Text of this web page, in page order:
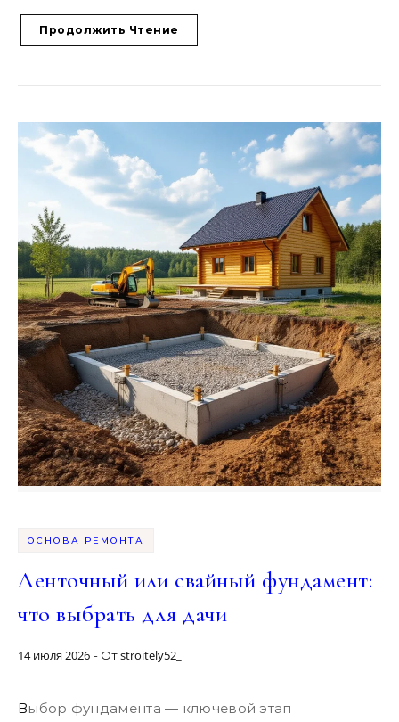
Продолжить Чтение
ОСНОВА РЕМОНТА
Ленточный или свайный фундамент:
что выбрать для дачи
14 июля 2026 - Отstroitely52_
Выбор фундамента — ключевой этап